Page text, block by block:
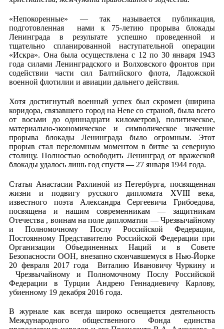
«Непокоренные» — так называется публикация,
подготовленная нами к 75-летию прорыва блокады
Ленинграда в результате успешно проведенной и
тщательно спланированной наступательной операции
«Искра». Она была осуществлена с 12 по 30 января 1943
года силами Ленинградского и Волховского фронтов при
содействии части сил Балтийского флота, Ладожской
военной флотилии и авиации дальнего действия.
Хотя достигнутый военный успех был скромен (ширина
коридора, связавшего город на Неве со страной, была всего
от восьми до одиннадцати километров), политическое,
материально-экономическое и символическое значение
прорыва блокады Ленинграда было огромным. Этот
прорыв стал переломным моментом в битве за северную
столицу. Полностью освободить Ленинград от вражеской
блокады удалось лишь год спустя — 27 января 1944 года.
Статья Анастасии Рахлиной из Петербурга, посвященная
жизни и подвигу русского дипломата XVIII века,
известного поэта Александра Сергеевича Грибоедова,
посвящена и нашим современникам — защитникам
Отечества , воинам на поле дипломатии — Чрезвычайному
и Полномочному Послу Российской Федерации,
Постоянному Представителю Российской Федерации при
Организации Объединенных Наций и в Совете
Безопасности ООН, внезапно скончавшемуся в Нью-Йорке
20 февраля 2017 года Виталию Ивановичу Чуркину и
Чрезвычайному и Полномочному Послу Российской
Федерации в Турции Андрею Геннадиевичу Карлову,
убиенному 19 декабря 2016 года.
В журнале как всегда широко освещается деятельность
Международного общественного Фонда единства